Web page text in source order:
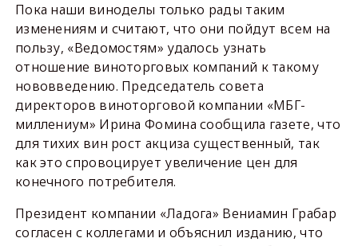
Пока наши виноделы только рады таким
изменениям и считают, что они пойдут всем на
пользу, «Ведомостям» удалось узнать
отношение виноторговых компаний к такому
нововведению. Председатель совета
директоров виноторговой компании «МБГ-
миллениум» Ирина Фомина сообщила газете, что
для тихих вин рост акциза существенный, так
как это спровоцирует увеличение цен для
конечного потребителя.
Президент компании «Ладога» Вениамин Грабар
согласен с коллегами и объяснил изданию, что